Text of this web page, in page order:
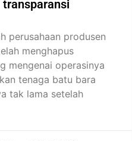
perusahaan produsen
menghapus
mengenai operasinya
tenaga batu bara
tak lama setelah